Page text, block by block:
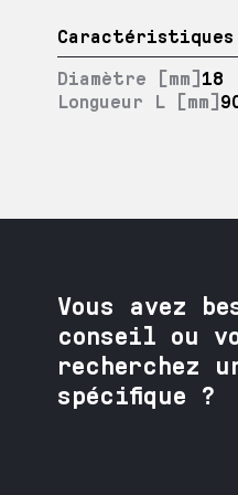
Caractéristiques
Diamètre [mm]18
Longueur L [mm]
Vous avez
conseil ou
recherchez
spécifique ?